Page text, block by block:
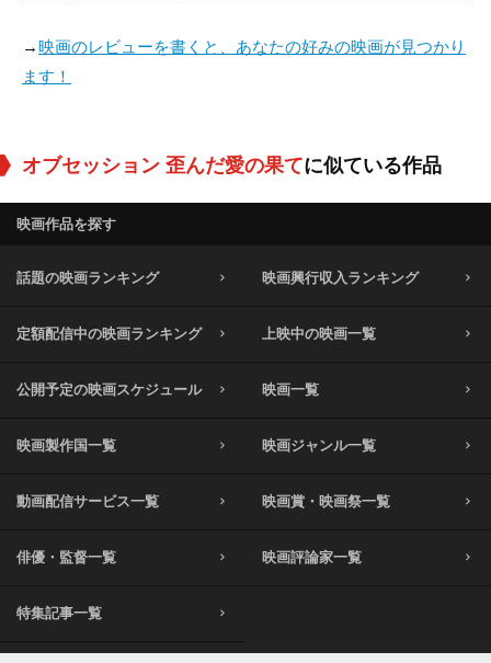
→映画のレビューを書くと、あなたの好みの映画が見つかり
ます！
オブセッション 歪んだ愛の果てに似ている作品
映画作品を探す
話題の映画ランキング 映画興行収入ランキング
定額配信中の映画ランキング 上映中の映画一覧
公開予定の映画スケジュール 映画一覧
映画製作国一覧 映画ジャンル一覧
動画配信サービス一覧 映画賞・映画祭一覧
俳優・監督一覧 映画評論家一覧
特集記事一覧